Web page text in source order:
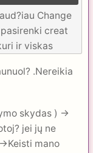
Change
creat
ir viskas
.Nereikia
skydas ) ->
jei jų ne
mano